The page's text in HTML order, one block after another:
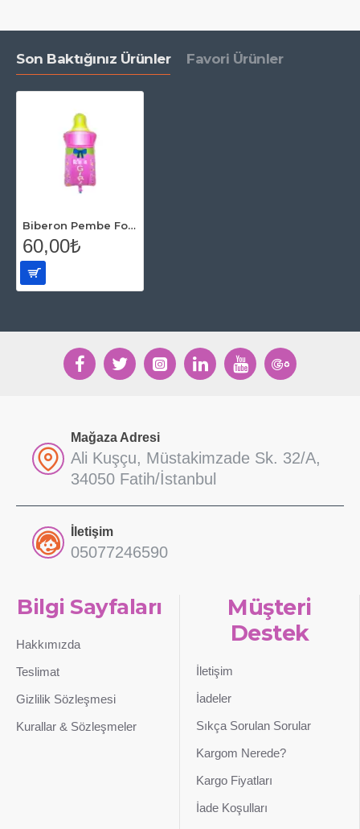
Son Baktığınız Ürünler Favori Ürünler
Biberon Pembe Folyo Balon
60,00₺
Mağaza Adresi
Ali Kuşçu, Müstakimzade Sk. 32/A,
34050 Fatih/İstanbul
İletişim
05077246590
Bilgi Sayfaları
Hakkımızda
Teslimat
Gizlilik Sözleşmesi
Kurallar & Sözleşmeler
Müşteri
Destek
İletişim
İadeler
Sıkça Sorulan Sorular
Kargom Nerede?
Kargo Fiyatları
İade Koşulları